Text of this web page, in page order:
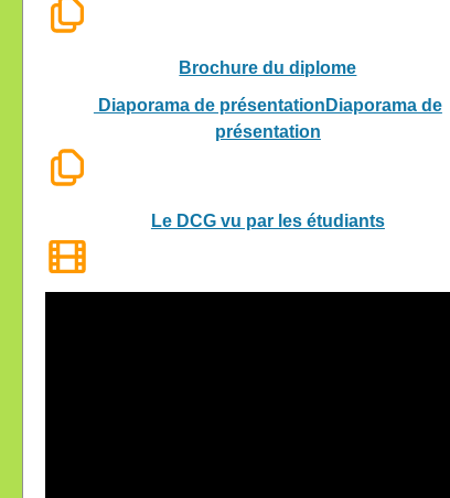
Brochure du diplome
Diaporama de présentationDiaporama de
présentation
Le DCG vu par les étudiants